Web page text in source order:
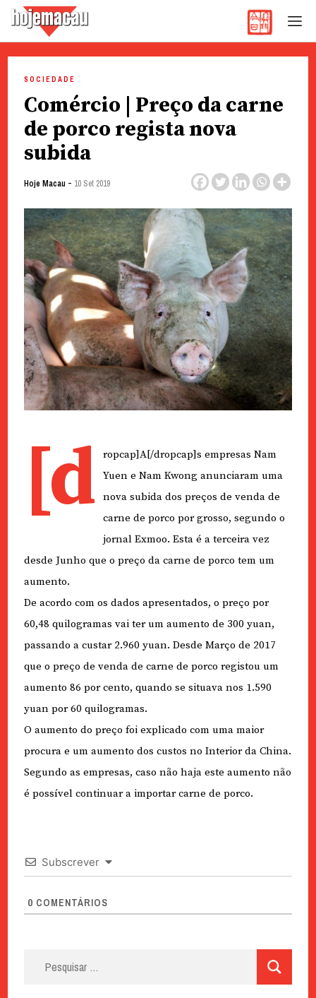
content
SOCIEDADE
Comércio | Preço da carne
de porco regista nova
subida
Hoje Macau - 10 Set 2019
[d
ropcap]A[/dropcap]s empresas Nam
Yuen e Nam Kwong anunciaram uma
nova subida dos preços de venda de
carne de porco por grosso, segundo o
jornal Exmoo. Esta é a terceira vez
desde Junho que o preço da carne de porco tem um
aumento.
De acordo com os dados apresentados, o preço por
60,48 quilogramas vai ter um aumento de 300 yuan,
passando a custar 2.960 yuan. Desde Março de 2017
que o preço de venda de carne de porco registou um
aumento 86 por cento, quando se situava nos 1.590
yuan por 60 quilogramas.
O aumento do preço foi explicado com uma maior
procura e um aumento dos custos no Interior da China.
Segundo as empresas, caso não haja este aumento não
é possível continuar a importar carne de porco.
Subscrever
0 COMENTÁRIOS